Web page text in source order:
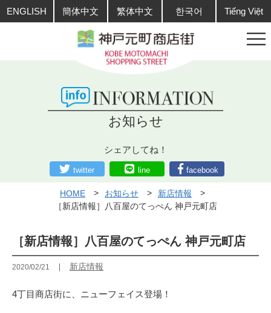
ENGLISH 簡体中文 繁体中文 한국어 Tiếng Việt
お知らせ
シェアしてね！
twitter line facebook
HOME お知らせ
新店情報
［新店情報］八百屋のてっぺん 神戸元町店
［新店情報］八百屋のてっぺん 神戸元町店
2020/02/21 新店情報
4丁目商店街に、ニューフェイス登場！